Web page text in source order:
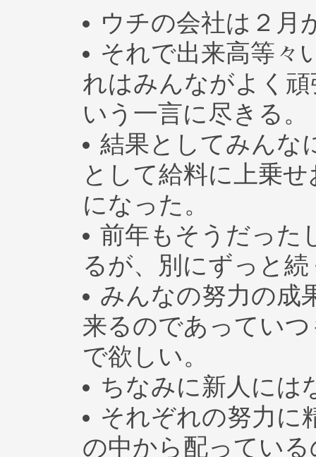
ウチの会社は２月
それで出来高等々
れはみんながよく
いう一言に尽きる。
結果としてみんな
として給料に上乗
になった。
前年もそうだった
るが、別にずっと
みんなの努力の成
来るのであってい
で欲しい。
ちなみに新人には
それぞれの努力に
の中から配ってい